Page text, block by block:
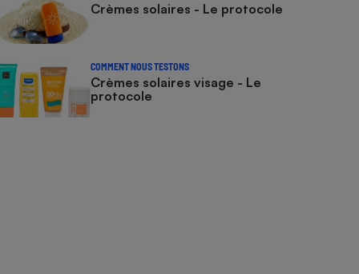
Crèmes solaires - Le protocole
COMMENT NOUS TESTONS
Crèmes solaires visage - Le
protocole